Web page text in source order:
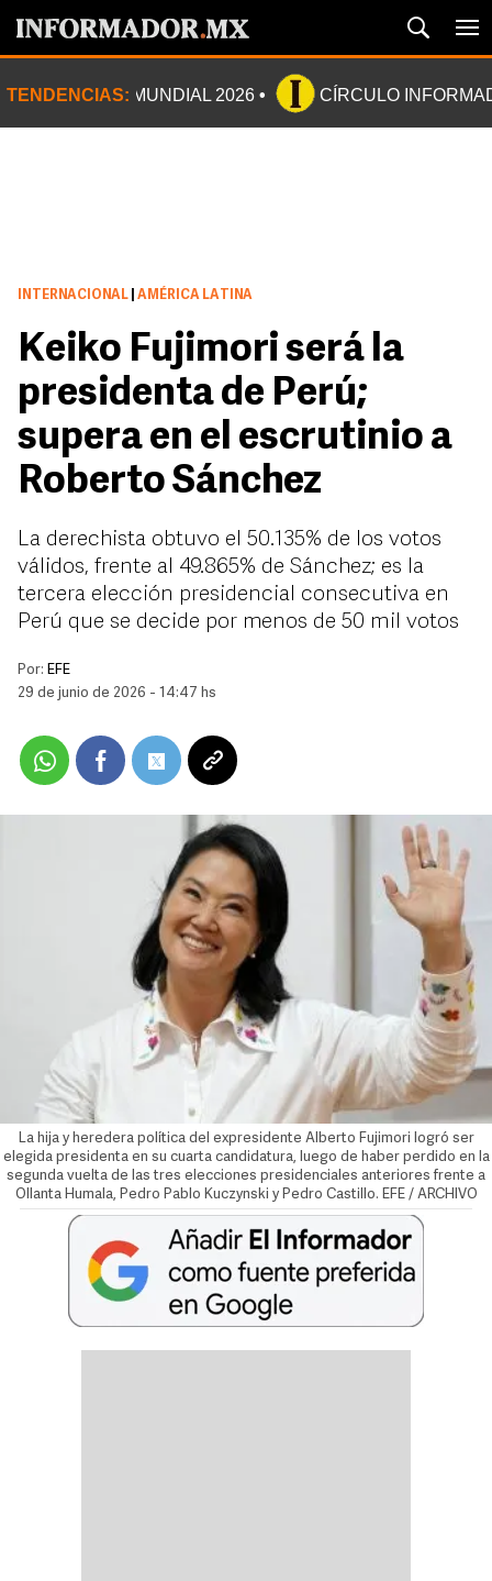
TENDENCIAS: MUNDIAL 2026 CÍRCULO
INTERNACIONAL AMÉRICA LATINA
Keiko Fujimori será la
presidenta de Perú;
supera en el escrutinio a
Roberto Sánchez
La derechista obtuvo el 50.135% de los votos
válidos, frente al 49.865% de Sánchez; es la
tercera elección presidencial consecutiva en
Perú que se decide por menos de 50 mil votos
Por: EFE
29 de junio de 2026 - 14:47 hs
La hija y heredera política del expresidente Alberto Fujimori logró ser
elegida presidenta en su cuarta candidatura, luego de haber perdido en la
segunda vuelta de las tres elecciones presidenciales anteriores frente a
Ollanta Humala, Pedro Pablo Kuczynski y Pedro Castillo. EFE / ARCHIVO